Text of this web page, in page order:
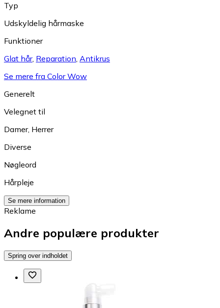
Typ
Udskyldelig hårmaske
Funktioner
Glat hår, Reparation, Antikrus
Se mere fra Color Wow
Generelt
Velegnet til
Damer, Herrer
Diverse
Nøgleord
Hårpleje
Se mere information
Reklame
Andre populære produkter
Spring over indholdet